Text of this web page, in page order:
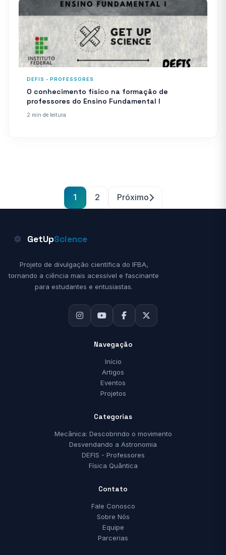
DEFIS - PROFESSORES
O conhecimento físico na formação de
professores do Ensino Fundamental I
2 min de leitura
Paginação
de
1 2 Próximo
GetUpScience
Projeto de divulgação científica do IFBA,
tornando a ciência mais acessível e fascinante
para estudantes e entusiastas.
Navegação
Início
Artigos
Eventos
Projetos
Categorias
Mecânica: Descobrindo o movimento
Desvendando a Astronomia
DEFIS - Professores
Física Quântica
Contato
Fale Conosco
Sobre Nós
Equipe
Parcerias